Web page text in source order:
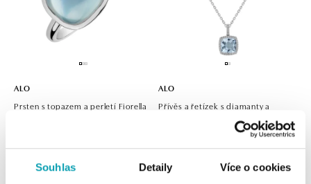
Souhlas Detaily Více o cookies
ALO
Prsten s topazem a perletí Fiorella
ALO
Přívěs a řetízek s diamanty a